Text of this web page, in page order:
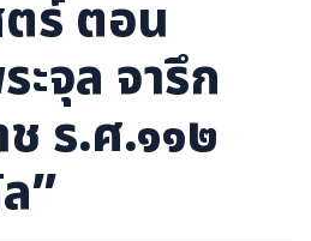
ร์ ตอน
ะจุล จารึก
ร.ศ.๑๑๒
”